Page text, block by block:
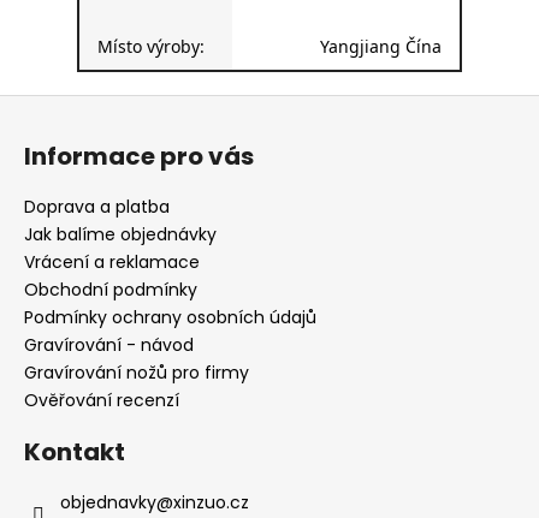
Místo výroby: Yangjiang Čína
Z
Informace pro vás
Doprava a platba
Jak balíme objednávky
Vrácení a reklamace
Obchodní podmínky
Podmínky ochrany osobních údajů
Gravírování - návod
Gravírování nožů pro firmy
Ověřování recenzí
Kontakt
objednavky@xinzuo.cz